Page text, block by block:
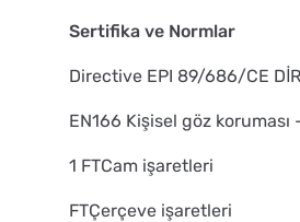
Sertifika ve Normlar
Directive EPI 89/686/CE
EN166 Kişisel göz
1 FTCam işaretleri
FTÇerçeve işaretleri